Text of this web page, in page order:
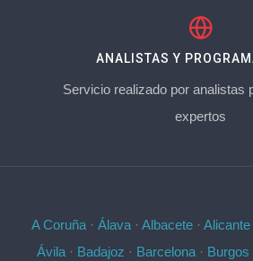
ANALISTAS Y
Servicio realizado por analistas
expertos
A Coruña· Álava· Albacete· Alicante
Ávila · Badajoz · Barcelona · Burgos